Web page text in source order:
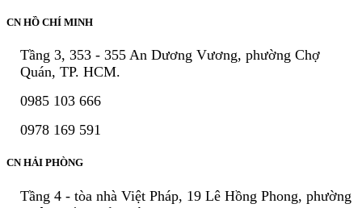
CN HỒ CHÍ MINH
Tầng 3, 353 - 355 An Dương Vương, phường Chợ
Quán, TP. HCM.
0985 103 666
0978 169 591
CN HẢI PHÒNG
Tầng 4 - tòa nhà Việt Pháp, 19 Lê Hồng Phong, phường